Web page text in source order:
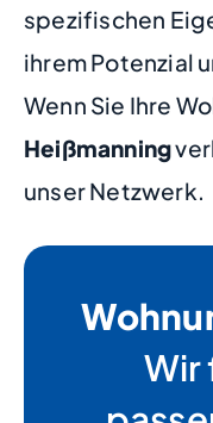
spezifischen
ihrem Potenzial
Wenn Sie Ihre
Heißmanning
unser Netzwerk.
Wir